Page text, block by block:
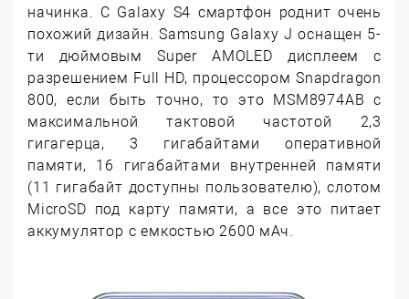
начинка. С Galaxy S4 смартфон роднит очень
похожий дизайн. Samsung Galaxy J оснащен 5-
ти дюймовым Super AMOLED дисплеем с
разрешением Full HD, процессором Snapdragon
800, если быть точно, то это MSM8974AB с
максимальной тактовой частотой 2,3
гигагерца, 3 гигабайтами оперативной
памяти, 16 гигабайтами внутренней памяти
(11 гигабайт доступны пользователю), слотом
MicroSD под карту памяти, а все это питает
аккумулятор с емкостью 2600 мАч.